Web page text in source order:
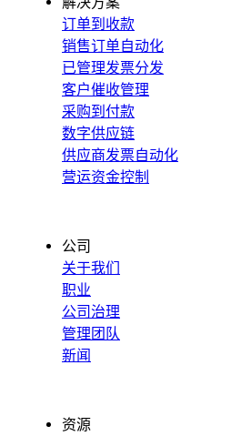
订单到收款
销售订单自动化
已管理发票分发
客户催收管理
采购到付款
数字供应链
供应商发票自动化
营运资金控制
公司
关于我们
职业
公司治理
管理团队
新闻
资源